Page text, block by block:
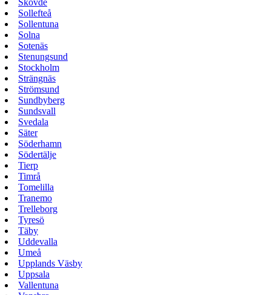
Skövde
Sollefteå
Sollentuna
Solna
Sotenäs
Stenungsund
Stockholm
Strängnäs
Strömsund
Sundbyberg
Sundsvall
Svedala
Säter
Söderhamn
Södertälje
Tierp
Timrå
Tomelilla
Tranemo
Trelleborg
Tyresö
Täby
Uddevalla
Umeå
Upplands Väsby
Uppsala
Vallentuna